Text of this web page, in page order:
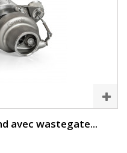
avec wastegate...